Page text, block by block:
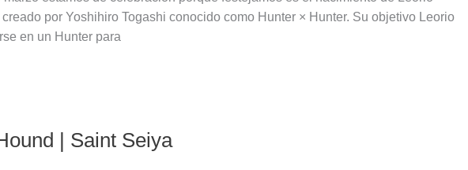
por Yoshihiro Togashi conocido como Hunter × Hunter. Su objetivo Leorio
en un Hunter para
| Saint Seiya